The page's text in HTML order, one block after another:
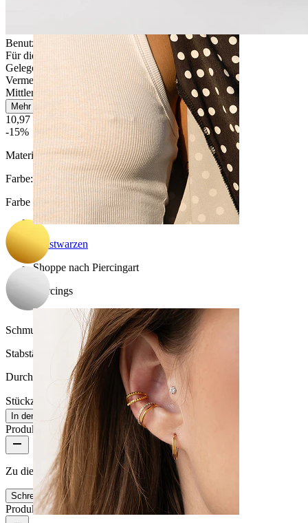
Brustwarzen
Shoppe nach Piercingart
Piercings
Benutzerfreundlich
Für die meisten Hauttypen
Gelegentliches Tragen
Vermeide Wasserkontakt
Mittlere Haltbarkeit
Mehr lesen
10,97 €
-15%
Material: Chirurgenstahl / Messing
Farbe:
Farbe auswählen
Schmucksteinfarbe:Schwarz
Stabstärke:
1,2 mm
Durchmesser:8 mm
Stückzahl: 1
Ändern
In den Warenkorb
Produktbewertungen
Zu diesem Produkt gibt es noch keine Bewertungen
Schreibe eine Bewertung
Produktqualität